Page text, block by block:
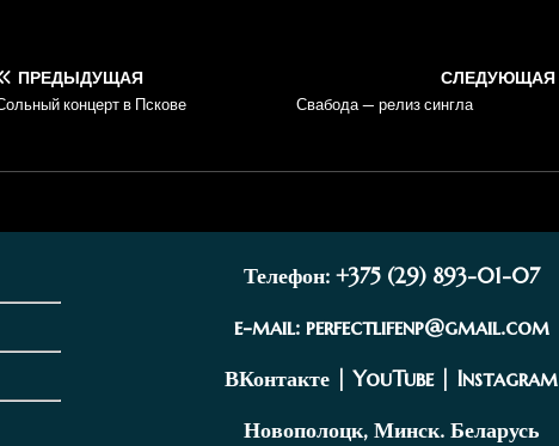
ПРЕДЫДУЩАЯ
концерт в Пскове
СЛЕДУЮЩАЯ
Свабода — релиз сингла
Телефон: +375 (29) 893-01-07
e-mail: perfectlifenp@gmail.com
ВКонтакте |YouTube| Instagram
Новополоцк, Минск. Беларусь